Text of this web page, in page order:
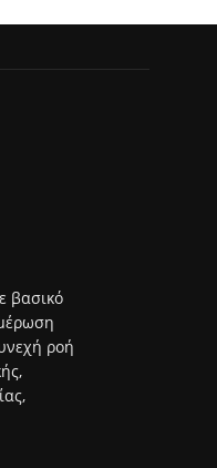
και περίθαλψης
Αττικής αποκτά
εργαλεία στην